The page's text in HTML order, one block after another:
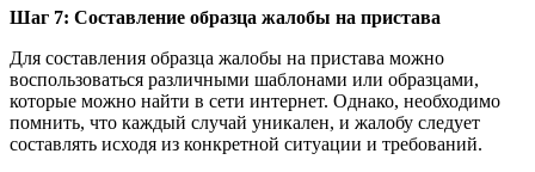
Шаг 7: Составление образца жалобы на пристава
Для составления образца жалобы на пристава можно
воспользоваться различными шаблонами или образцами,
которые можно найти в сети интернет. Однако, необходимо
помнить, что каждый случай уникален, и жалобу следует
составлять исходя из конкретной ситуации и требований.